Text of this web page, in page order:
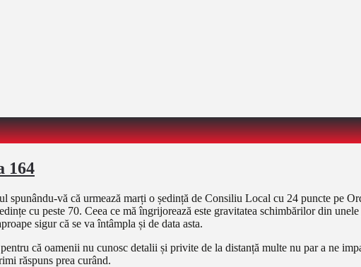
164
spunându-vă că urmează marți o ședință de Consiliu Local cu 24 puncte pe
cu peste 70. Ceea ce mă îngrijorează este gravitatea schimbărilor din
sigur că se va întâmpla și de data asta.
că oamenii nu cunosc detalii și privite de la distanță multe nu par a ne
răspuns prea curând.